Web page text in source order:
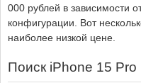
000 рублей в зависимости
конфигурации. Вот
наиболее низкой цене.
Поиск iPhone 15